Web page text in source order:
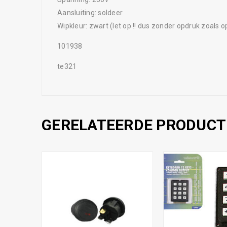
Aansluiting: soldeer
Wipkleur: zwart (let op !! dus zonder opdruk zoals
101938
te321
GERELATEERDE